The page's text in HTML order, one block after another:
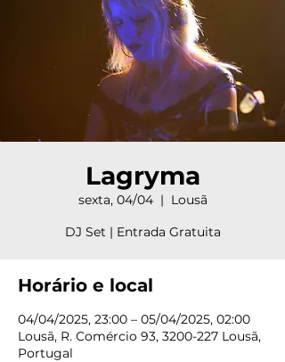
Lagryma
sexta, 04/04
  |
Lousã
DJ Set | Entrada Gratuita
Horário e local
04/04/2025, 23:00 – 05/04/2025, 02:00
Lousã, R. Comércio 93, 3200-227 Lousã,
Portugal